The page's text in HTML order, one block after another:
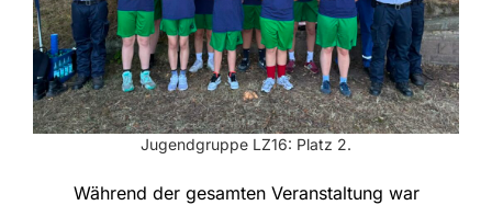
Jugendgruppe LZ16: Platz 2.
Während der gesamten Veranstaltung war